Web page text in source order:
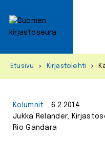
Etusivu > Kirjastolehti >
Kolumnit
6.2.2014
Jukka Relander,
Rio Gandara